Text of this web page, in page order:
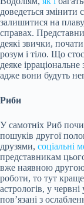
доведеться змінити
залишитися на
справах.
деякі звички,
розум і тіло. Що
деяке
адже вони будуть
Риби
У самотніх Риб
пошуків другої
друзями, соціальні
представникам
вже наявною
роботи, то тут
астрологів, у
пов’язані з